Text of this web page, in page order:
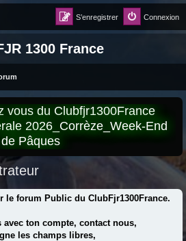
Connexion
S’enregistrer
1300 France
vous du Clubfjr1300France
2026_Corrèze_Week-End
de Pâques
le forum Public du ClubFjr1300France.
avec ton compte, contact nous,
les champs libres,